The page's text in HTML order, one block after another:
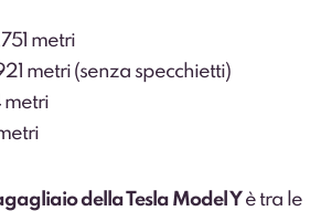
metri
metri (senza specchietti)
metri
della Tesla Model Y è tra le